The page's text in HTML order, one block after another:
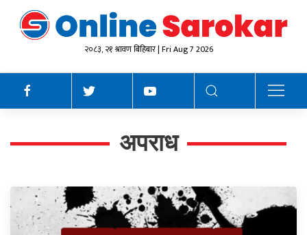
२०८३, २१ श्रावण बिहिबार | Fri Aug 7 2026
अपराध